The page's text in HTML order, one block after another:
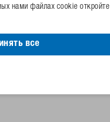
нами файлах cookie откройте
все